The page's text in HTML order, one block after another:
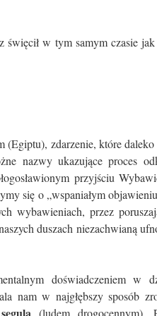
święcił w tym samym czasie
zdarzenie, które
nazwy ukazujące proces
przyjściu
się o „wspaniałym
wybawieniach, przez
duszach niezachwianą
doświadczeniem w
nam w najgłębszy sposób
(ludem drogocennym).